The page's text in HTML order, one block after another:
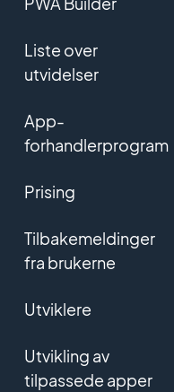
Liste over
utvidelser
App-
forhandlerprogram
Prising
Tilbakemeldinger
fra brukerne
Utviklere
Utvikling av
tilpassede apper